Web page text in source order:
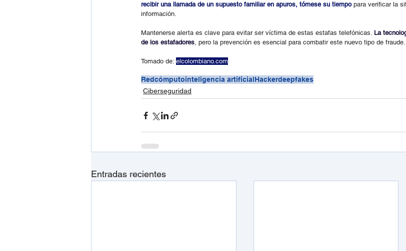
recibir una llamada de un supuesto familiar en apuros, tómese su tiempo para verificar la
información.
Mantenerse alerta es clave para evitar ser víctima de estas estafas telefónicas. La
de los estafadores, pero la prevención es esencial para combatir este nuevo tipo de fraude.
Tomado de: elcolombiano.com
Redcómputointeligencia artificialHackerdeepfakes
Ciberseguridad
Entradas recientes